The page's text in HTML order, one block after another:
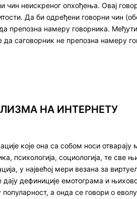
чин неискреног опхођења. Овај
Да би одређени говорни чин
препозна намеру говорника.
саговорник не препозна намеру
НА ИНТЕРНЕТУ
које она са собом носи
психологија, социологија, те све
у највећој мери везана за
дефиниције емотограма и
а онда се говори о